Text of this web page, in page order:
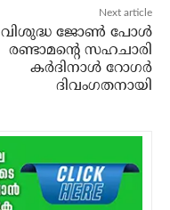
Next article
വിശുദ്ധ ജോണ്‍ പോള്‍
രണ്ടാമന്റെ സഹചാരി
കര്‍ദിനാള്‍ റോഗര്‍
ദിവംഗതനായി